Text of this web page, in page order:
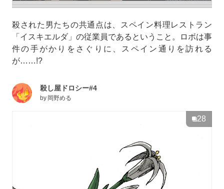
殺された男たちの共通点は、スペイン料理レストラン
「イスキエルダ」の従業員であるということ。ロボは事
件の手がかりをさぐりに、スペイン通りを訪れる
が……!?
殺し屋ドロシー#4
by 岡野める
28